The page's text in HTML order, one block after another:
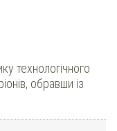
технологічного
обравши із